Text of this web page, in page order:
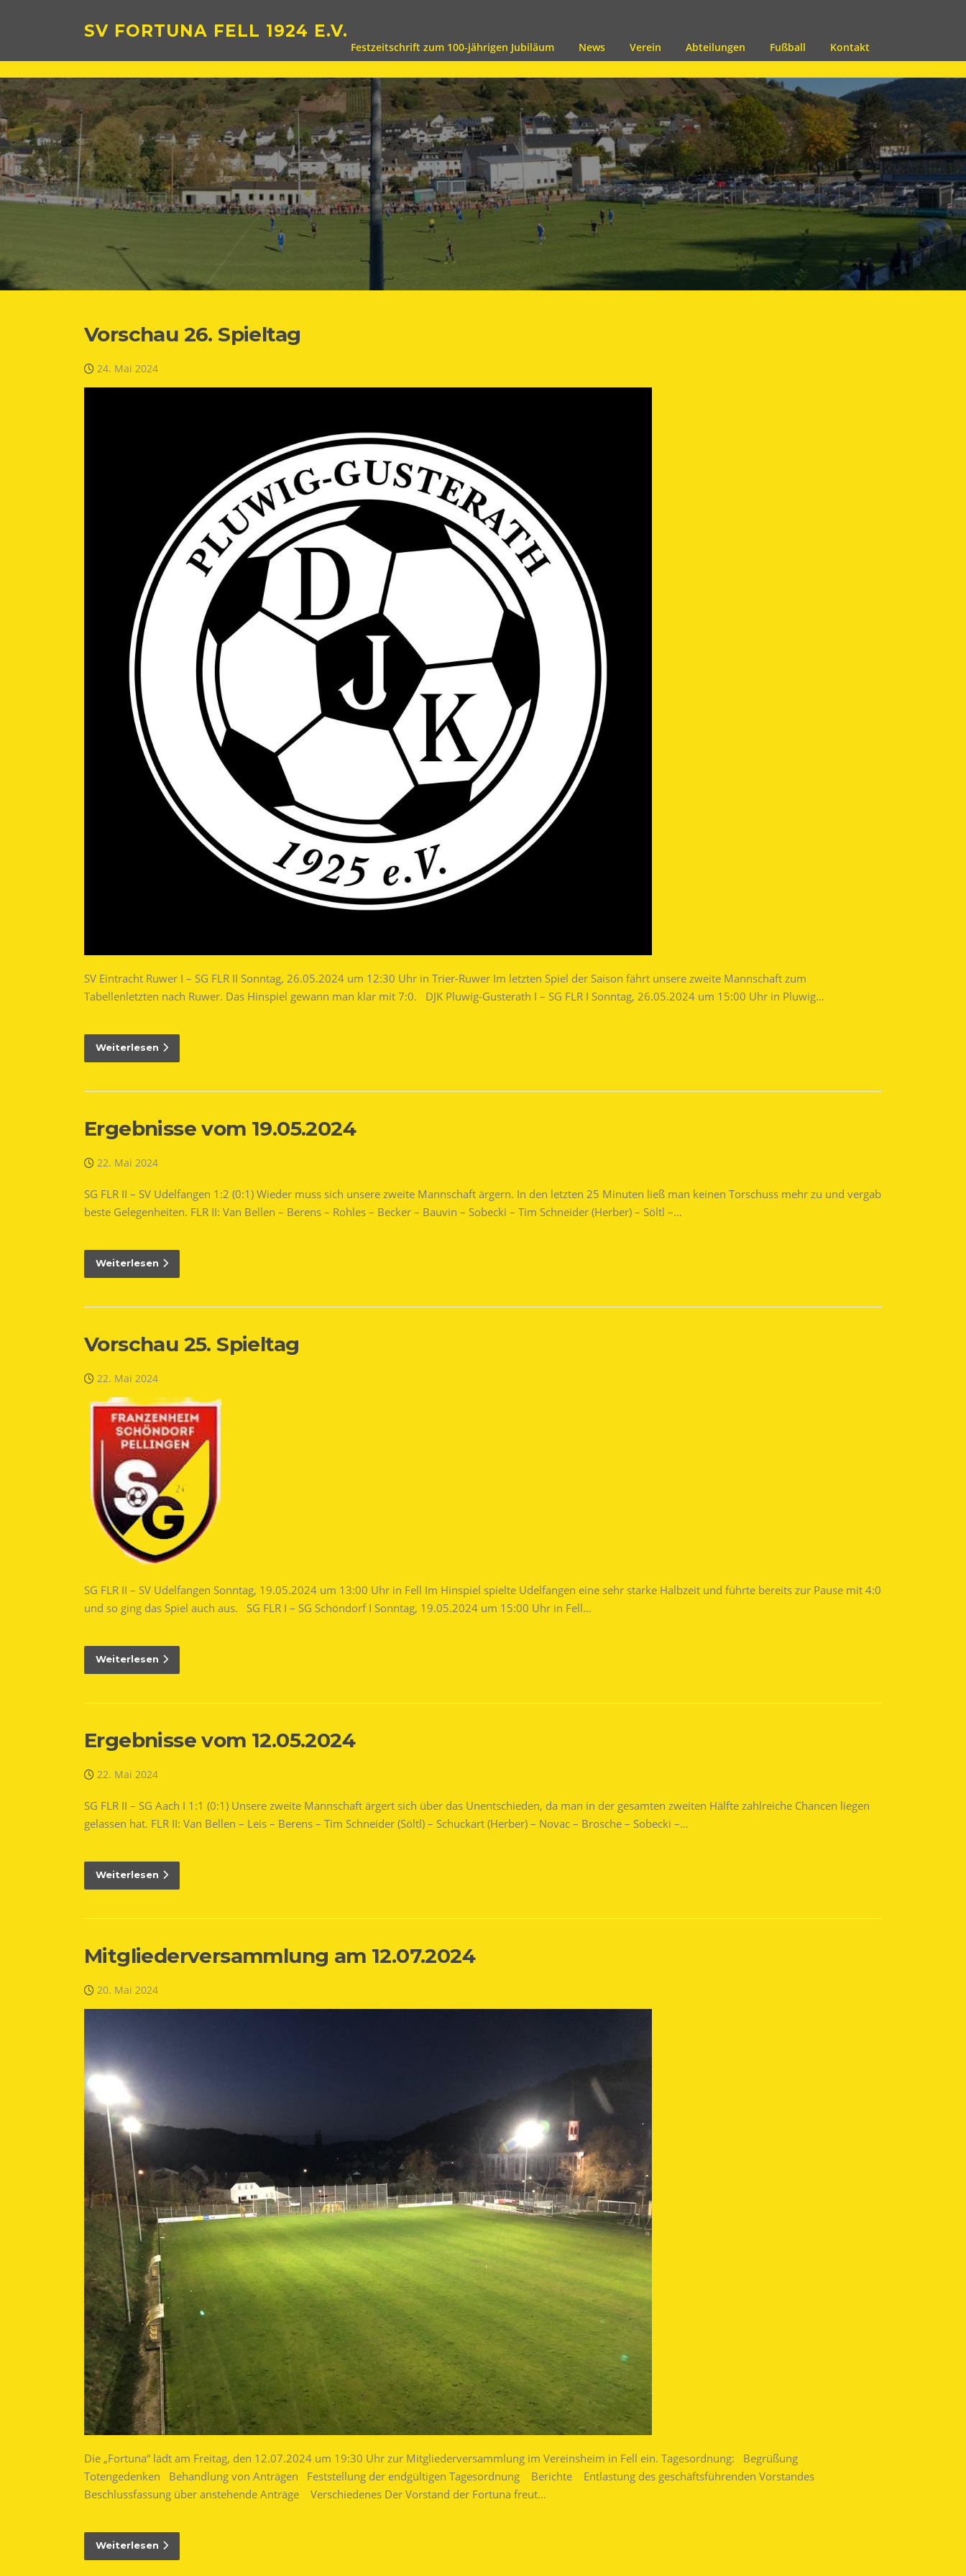
SV FORTUNA FELL 1924 E.V.
Festzeitschrift zum 100-jährigen Jubiläum News Verein Abteilungen Fußball Kontakt
Vorschau 26. Spieltag
24. Mai 2024
SV Eintracht Ruwer I – SG FLR II Sonntag, 26.05.2024 um 12:30 Uhr in Trier-Ruwer Im letzten Spiel der Saison fährt unsere zweite Mannschaft zum
Tabellenletzten nach Ruwer. Das Hinspiel gewann man klar mit 7:0. DJK Pluwig-Gusterath I – SG FLR I Sonntag, 26.05.2024 um 15:00 Uhr in Pluwig…
Weiterlesen
Ergebnisse vom 19.05.2024
22. Mai 2024
SG FLR II – SV Udelfangen 1:2 (0:1) Wieder muss sich unsere zweite Mannschaft ärgern. In den letzten 25 Minuten ließ man keinen Torschuss mehr zu und vergab
beste Gelegenheiten. FLR II: Van Bellen – Berens – Rohles – Becker – Bauvin – Sobecki – Tim Schneider (Herber) – Söltl –…
Weiterlesen
Vorschau 25. Spieltag
22. Mai 2024
SG FLR II – SV Udelfangen Sonntag, 19.05.2024 um 13:00 Uhr in Fell Im Hinspiel spielte Udelfangen eine sehr starke Halbzeit und führte bereits zur Pause mit 4:0
und so ging das Spiel auch aus. SG FLR I – SG Schöndorf I Sonntag, 19.05.2024 um 15:00 Uhr in Fell…
Weiterlesen
Ergebnisse vom 12.05.2024
22. Mai 2024
SG FLR II – SG Aach I 1:1 (0:1) Unsere zweite Mannschaft ärgert sich über das Unentschieden, da man in der gesamten zweiten Hälfte zahlreiche Chancen liegen
gelassen hat. FLR II: Van Bellen – Leis – Berens – Tim Schneider (Söltl) – Schuckart (Herber) – Novac – Brosche – Sobecki –…
Weiterlesen
Mitgliederversammlung am 12.07.2024
20. Mai 2024
Die „Fortuna“ lädt am Freitag, den 12.07.2024 um 19:30 Uhr zur Mitgliederversammlung im Vereinsheim in Fell ein. Tagesordnung: Begrüßung
Totengedenken Behandlung von Anträgen Feststellung der endgültigen Tagesordnung Berichte Entlastung des geschäftsführenden Vorstandes
Beschlussfassung über anstehende Anträge Verschiedenes Der Vorstand der Fortuna freut…
Weiterlesen